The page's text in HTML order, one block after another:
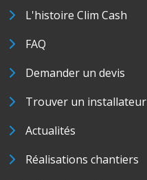
L'histoire Clim Cash
FAQ
Demander un devis
Trouver un installateur
Actualités
Réalisations chantiers